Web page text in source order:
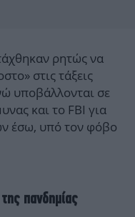
ρητώς να
στις τάξεις
υποβάλλονται σε
και το FBI για
έσω, υπό τον φόβο
πανδημίας